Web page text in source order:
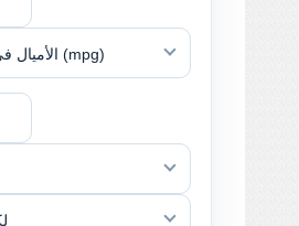
الأميال في الجالون (mpg)